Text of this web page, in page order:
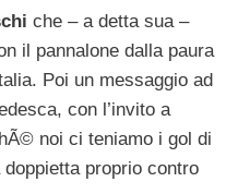
che – a detta sua –
il pannalone dalla paura
Poi un messaggio ad
con l’invito a
noi ci teniamo i gol di
proprio contro